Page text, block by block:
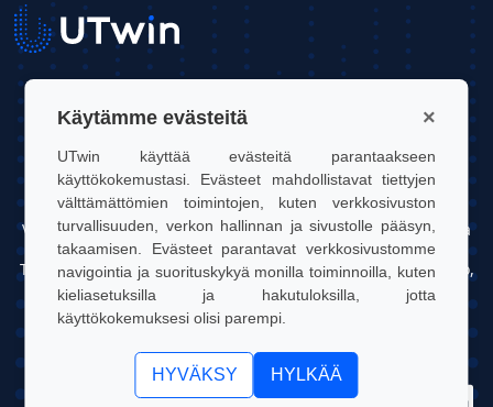
Käytämme evästeitä ×
UTwin käyttää evästeitä parantaakseen
käyttökokemustasi. Evästeet mahdollistavat tiettyjen
välttämättömien toimintojen, kuten verkkosivuston
turvallisuuden, verkon hallinnan ja sivustolle pääsyn,
takaamisen. Evästeet parantavat verkkosivustomme
navigointia ja suorituskykyä monilla toiminnoilla, kuten
kieliasetuksilla ja hakutuloksilla, jotta
käyttökokemuksesi olisi parempi.
HYVÄKSY HYLKÄÄ
UTwin S.r.l.
Yhteystiedot: info@utwin.it
ALV: 12255450012
Virallinen osoite: Via Davide Bertolotti, 7, 10121, Torino, Italia
Toimipaikka: OGR Tech, Corso Castelfidardo 22, 10128, Torino,
Italia
UTwin S.r.l. | © UTWIN 2026, Kaikki oikeudet pidätetään